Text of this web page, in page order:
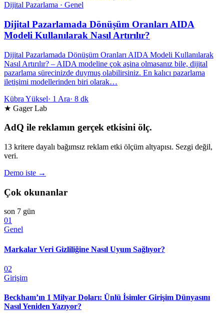
Dijital Pazarlama · Genel
Dijital Pazarlamada Dönüşüm Oranları AIDA
Modeli Kullanılarak Nasıl Artırılır?
Dijital Pazarlamada Dönüşüm Oranları AIDA Modeli Kullanılarak
Nasıl Artırılır? – AIDA modeline çok aşina olmasanız bile, dijital
pazarlama sürecinizde duymuş olabilirsiniz. En kalıcı pazarlama
iletişimi modellerinden biri olarak…
Kübra Yüksel· 1 Ara· 8 dk
★ Gager Lab
AdQ ile reklamın gerçek etkisini ölç.
13 kritere dayalı bağımsız reklam etki ölçüm altyapısı. Sezgi değil,
veri.
Demo iste →
Çok okunanlar
son 7 gün
01
Genel
Markalar Veri Gizliliğine Nasıl Uyum Sağlıyor?
02
Girişim
Beckham’ın 1 Milyar Doları: Ünlü İsimler Girişim Dünyasını
Nasıl Yeniden Yazıyor?